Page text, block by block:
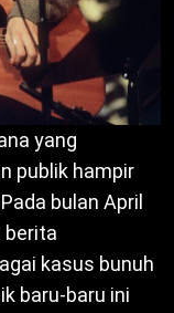
yang
publik hampir
bulan April
berita
kasus bunuh
baru-baru ini